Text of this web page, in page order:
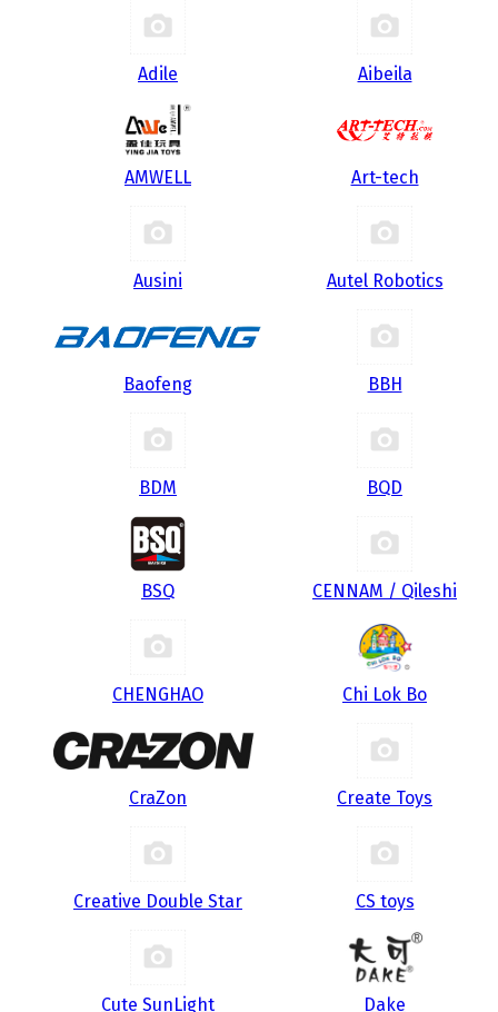
Adile Aibeila
AMWELL Art-tech
Ausini Autel Robotics
Baofeng BBH
BDM BQD
BSQ CENNAM / Qileshi
CHENGHAO Chi Lok Bo
CraZon Create Toys
Creative Double Star CS toys
Cute SunLight Dake